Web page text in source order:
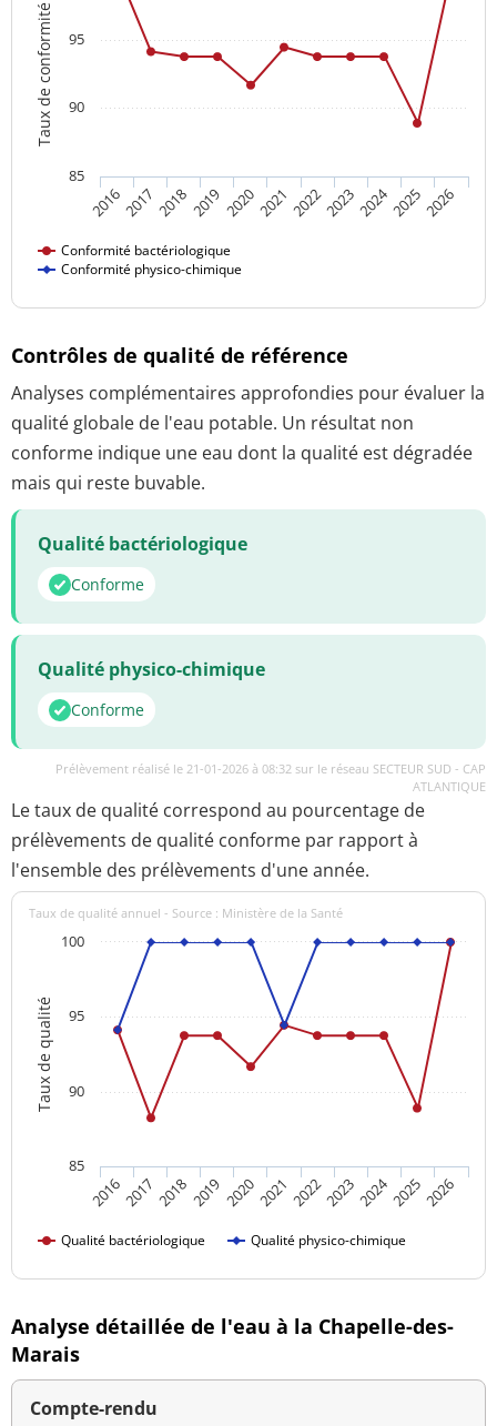
Taux de conformité
Conformité bactériologique
Conformité physico-chimique
20162017 201820192020202120222023202420252026
85
90
95
Contrôles de qualité de référence
Analyses complémentaires approfondies pour évaluer la
qualité globale de l'eau potable. Un résultat non
conforme indique une eau dont la qualité est dégradée
mais qui reste buvable.
Qualité bactériologique
Conforme
Qualité physico-chimique
Conforme
Prélèvement réalisé le 21-01-2026 à 08:32 sur le réseau SECTEUR SUD - CAP
ATLANTIQUE
Le taux de qualité correspond au pourcentage de
prélèvements de qualité conforme par rapport à
l'ensemble des prélèvements d'une année.
Taux de qualité
Taux de qualité annuel - Source : Ministère de la Santé
Qualité bactériologique Qualité physico-chimique
20162017 201820192020202120222023202420252026
85
90
95
100
Analyse détaillée de l'eau à la Chapelle-des-
Marais
Compte-rendu